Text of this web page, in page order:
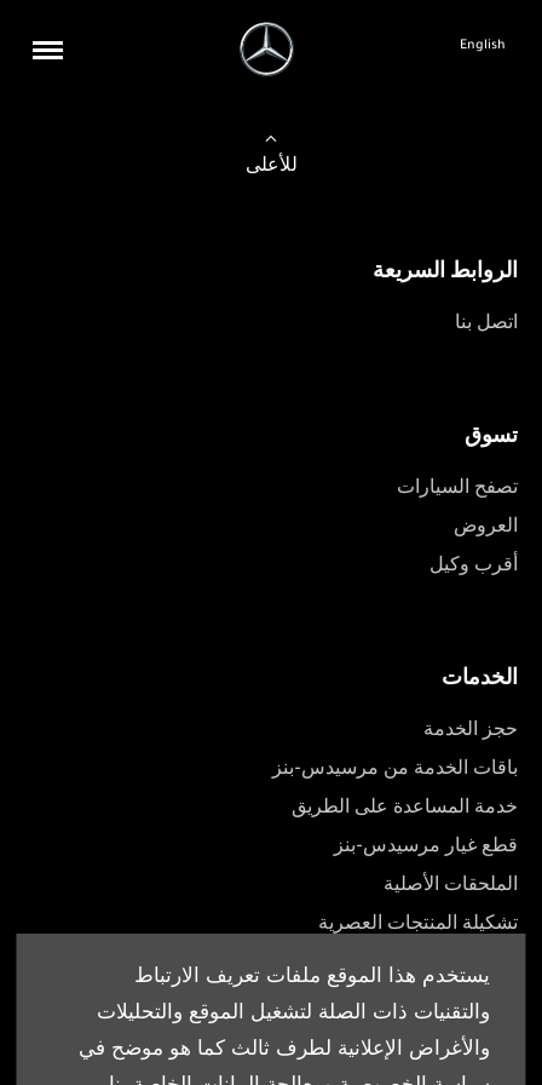
يستخدم هذا الموقع ملفات تعريف الارتباط
والتقنيات ذات الصلة لتشغيل الموقع والتحليلات
والأغراض الإعلانية لطرف ثالث كما هو موضح في
English
للأعلى
الروابط السريعة
اتصل بنا
تسوق
تصفح السيارات
العروض
أقرب وكيل
الخدمات
حجز الخدمة
باقات الخدمة من مرسيدس-بنز
خدمة المساعدة على الطريق
قطع غيار مرسيدس-بنز
الملحقات الأصلية
تشكيلة المنتجات العصرية